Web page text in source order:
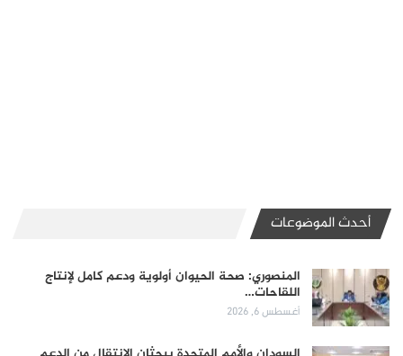
أحدث الموضوعات
المنصوري: صحة الحيوان أولوية ودعم كامل لإنتاج
اللقاحات…
أغسطس 6, 2026